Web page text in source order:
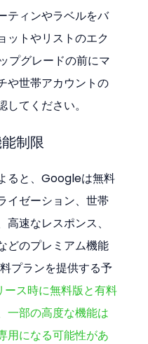
ティンやラベルをバ
ットやリストのエク
プグレードの前にマ
や世帯アカウントの
てください。
制限
ると、Googleは無料
イゼーション、世帯
速なレスポンス、
どのプレミアム機能
プランを提供する予
ス時に無料版と有料
一部の高度な機能は
用になる可能性があ